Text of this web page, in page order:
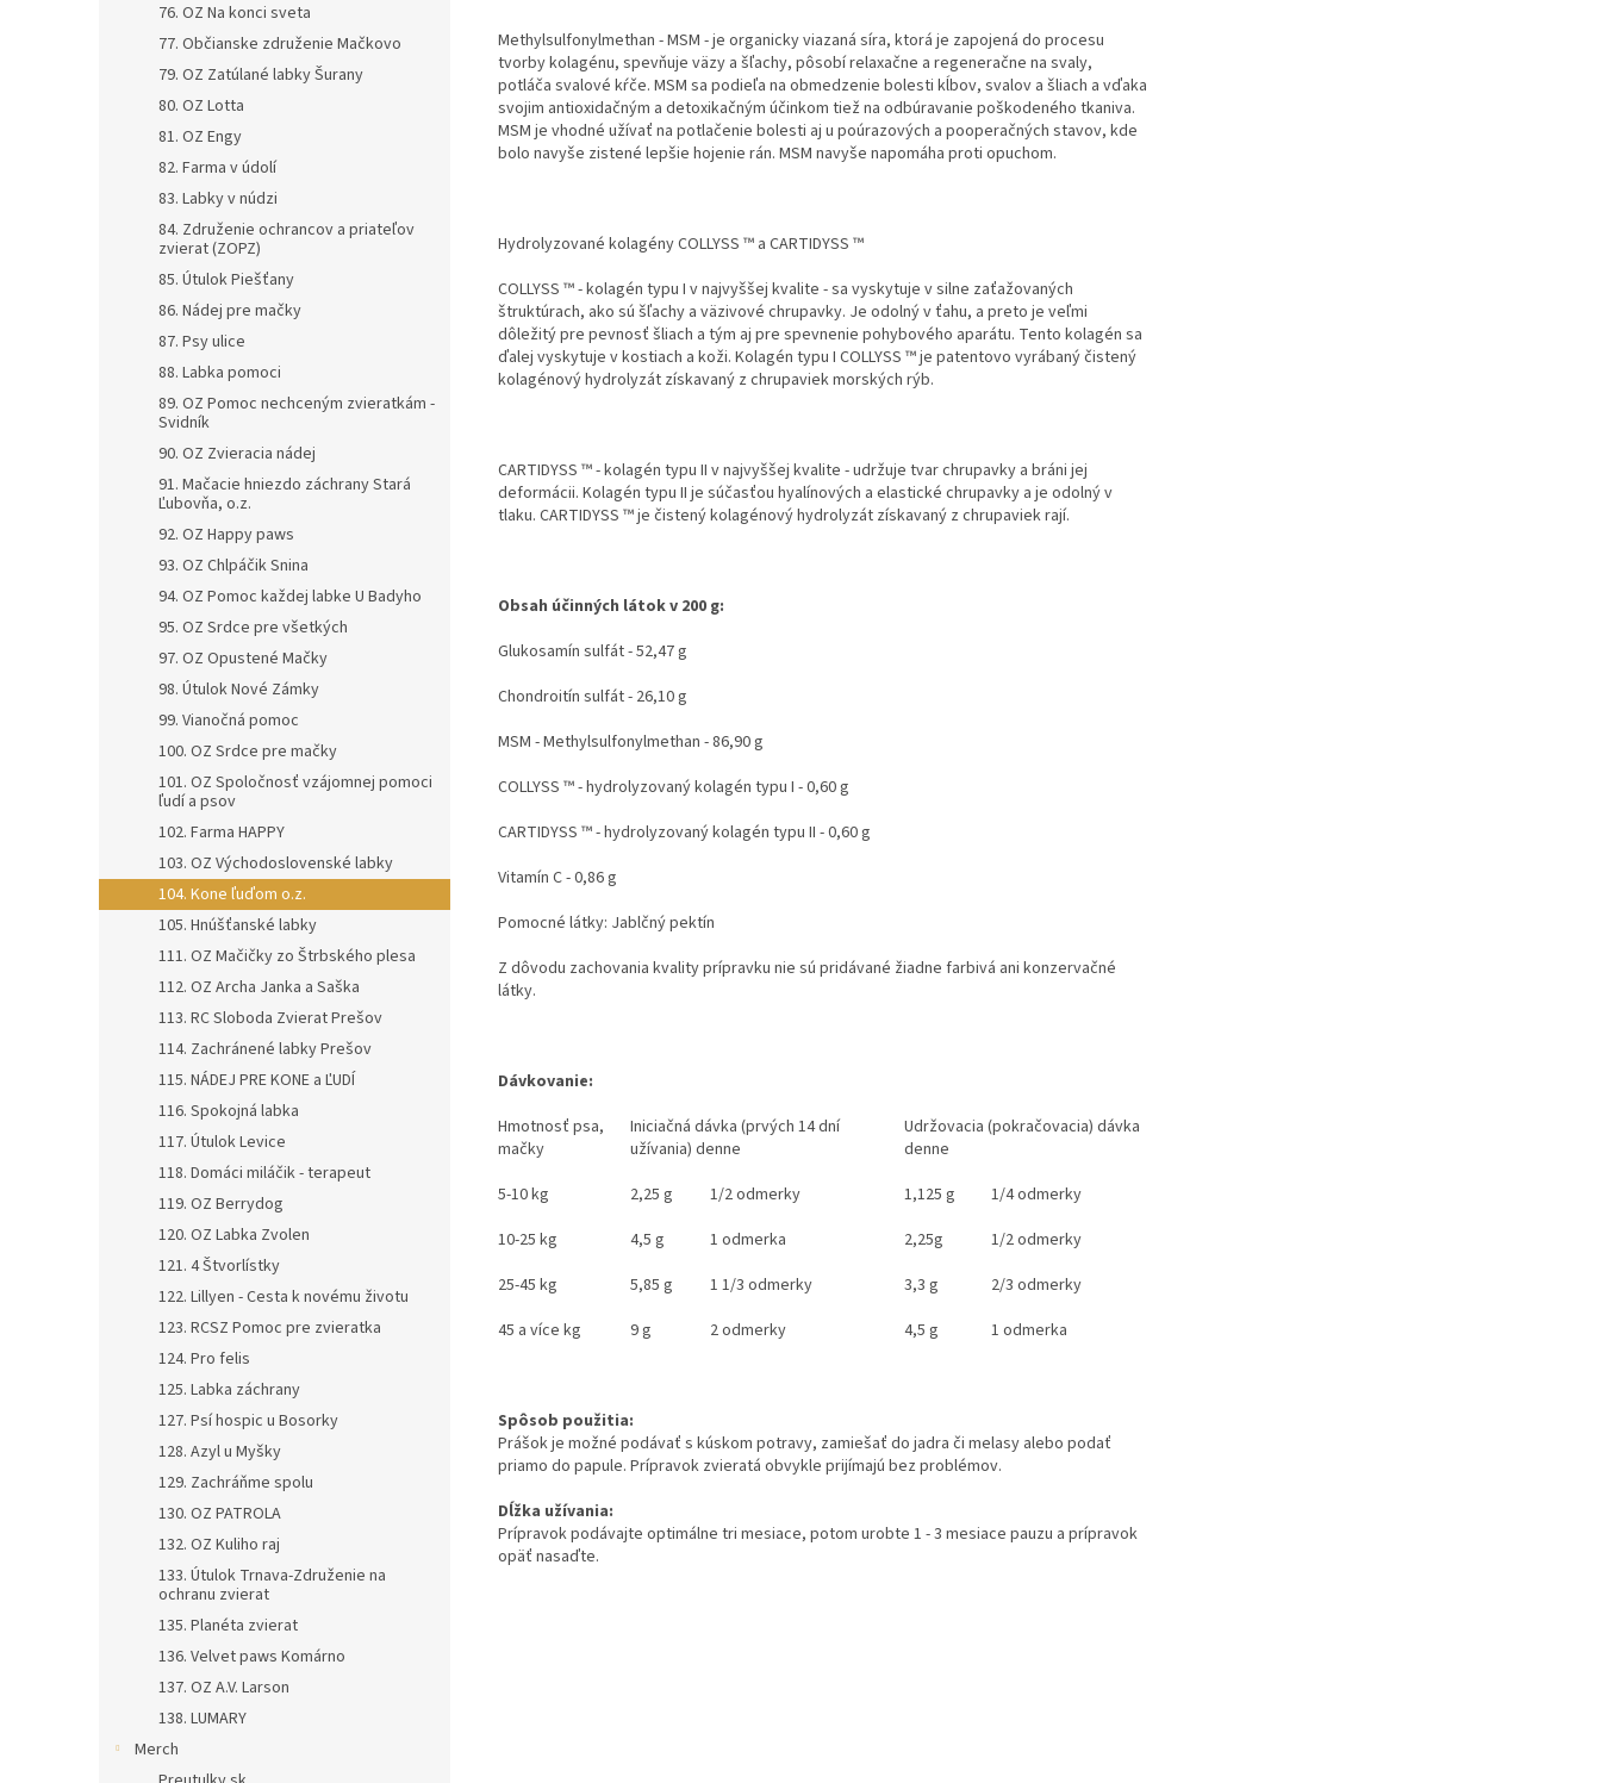
76. OZ Na konci sveta
77. Občianske združenie Mačkovo
79. OZ Zatúlané labky Šurany
80. OZ Lotta
81. OZ Engy
82. Farma v údolí
83. Labky v núdzi
84. Združenie ochrancov a priateľov
zvierat (ZOPZ)
85. Útulok Piešťany
86. Nádej pre mačky
87. Psy ulice
88. Labka pomoci
89. OZ Pomoc nechceným zvieratkám -
Svidník
90. OZ Zvieracia nádej
91. Mačacie hniezdo záchrany Stará
Ľubovňa, o.z.
92. OZ Happy paws
93. OZ Chlpáčik Snina
94. OZ Pomoc každej labke U Badyho
95. OZ Srdce pre všetkých
97. OZ Opustené Mačky
98. Útulok Nové Zámky
99. Vianočná pomoc
100. OZ Srdce pre mačky
101. OZ Spoločnosť vzájomnej pomoci
ľudí a psov
102. Farma HAPPY
103. OZ Východoslovenské labky
104. Kone ľuďom o.z.
105. Hnúšťanské labky
111. OZ Mačičky zo Štrbského plesa
112. OZ Archa Janka a Saška
113. RC Sloboda Zvierat Prešov
114. Zachránené labky Prešov
115. NÁDEJ PRE KONE a ĽUDÍ
116. Spokojná labka
117. Útulok Levice
118. Domáci miláčik - terapeut
119. OZ Berrydog
120. OZ Labka Zvolen
121. 4 Štvorlístky
122. Lillyen - Cesta k novému životu
123. RCSZ Pomoc pre zvieratka
124. Pro felis
125. Labka záchrany
127. Psí hospic u Bosorky
128. Azyl u Myšky
129. Zachráňme spolu
130. OZ PATROLA
132. OZ Kuliho raj
133. Útulok Trnava-Združenie na
ochranu zvierat
135. Planéta zvierat
136. Velvet paws Komárno
137. OZ A.V. Larson
138. LUMARY
Merch
Methylsulfonylmethan - MSM - je organicky viazaná síra, ktorá je zapojená do procesu
tvorby kolagénu, spevňuje väzy a šľachy, pôsobí relaxačne a regeneračne na svaly,
potláča svalové kŕče. MSM sa podieľa na obmedzenie bolesti kĺbov, svalov a šliach a vďaka
svojim antioxidačným a detoxikačným účinkom tiež na odbúravanie poškodeného tkaniva.
MSM je vhodné užívať na potlačenie bolesti aj u poúrazových a pooperačných stavov, kde
bolo navyše zistené lepšie hojenie rán. MSM navyše napomáha proti opuchom.
Hydrolyzované kolagény COLLYSS ™ a CARTIDYSS ™
COLLYSS ™ - kolagén typu I v najvyššej kvalite - sa vyskytuje v silne zaťažovaných
štruktúrach, ako sú šľachy a väzivové chrupavky. Je odolný v ťahu, a preto je veľmi
dôležitý pre pevnosť šliach a tým aj pre spevnenie pohybového aparátu. Tento kolagén sa
ďalej vyskytuje v kostiach a koži. Kolagén typu I COLLYSS ™ je patentovo vyrábaný čistený
kolagénový hydrolyzát získavaný z chrupaviek morských rýb.
CARTIDYSS ™ - kolagén typu II v najvyššej kvalite - udržuje tvar chrupavky a bráni jej
deformácii. Kolagén typu II je súčasťou hyalínových a elastické chrupavky a je odolný v
tlaku. CARTIDYSS ™ je čistený kolagénový hydrolyzát získavaný z chrupaviek rají.
Obsah účinných látok v 200 g:
Glukosamín sulfát - 52,47 g
Chondroitín sulfát - 26,10 g
MSM - Methylsulfonylmethan - 86,90 g
COLLYSS ™ - hydrolyzovaný kolagén typu I - 0,60 g
CARTIDYSS ™ - hydrolyzovaný kolagén typu II - 0,60 g
Vitamín C - 0,86 g
Pomocné látky: Jablčný pektín
Z dôvodu zachovania kvality prípravku nie sú pridávané žiadne farbivá ani konzervačné
látky.
Dávkovanie:
Hmotnosť psa,
mačky
Iniciačná dávka (prvých 14 dní
užívania) denne
Udržovacia (pokračovacia) dávka
denne
5-10 kg
2,25 g 1/2 odmerky 1,125 g
1/4 odmerky
10-25 kg
4,5 g 1 odmerka 2,25g
1/2 odmerky
25-45 kg
5,85 g 1 1/3 odmerky 3,3 g
2/3 odmerky
45 a více kg
9 g 2 odmerky 4,5 g 1 odmerka
Spôsob použitia:
Prášok je možné podávať s kúskom potravy, zamiešať do jadra či melasy alebo podať
priamo do papule. Prípravok zvieratá obvykle prijímajú bez problémov.
Dĺžka užívania:
Prípravok podávajte optimálne tri mesiace, potom urobte 1 - 3 mesiace pauzu a prípravok
opäť nasaďte.